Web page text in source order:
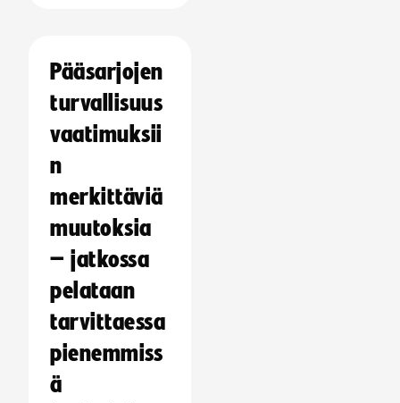
Pääsarjojen
turvallisuus
vaatimuksii
n
merkittäviä
muutoksia
– jatkossa
pelataan
tarvittaessa
pienemmiss
ä